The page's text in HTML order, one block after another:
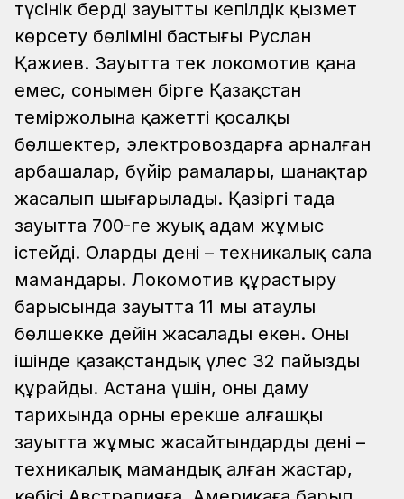
түсінік берді зауыттың кепілдік қызмет
көрсету бөлімінің бастығы Руслан
Қажиев. Зауытта тек локомотив қана
емес, сонымен бірге Қазақстан
теміржолына қажетті қосалқы
бөлшектер, электровоздарға арналған
арбашалар, бүйір рамалары, шанақтар
жасалып шығарылады. Қазіргі таңда
зауытта 700-ге жуық адам жұмыс
істейді. Олардың дені – техникалық сала
мамандары. Локомотив құрастыру
барысында зауытта 11 мың атаулы
бөлшекке дейін жасалады екен. Оның
ішінде қазақстандық үлес 32 пайызды
құрайды. Астана үшін, оның даму
тарихында орны ерекше алғашқы
зауытта жұмыс жасайтындардың дені –
техникалық мамандық алған жастар,